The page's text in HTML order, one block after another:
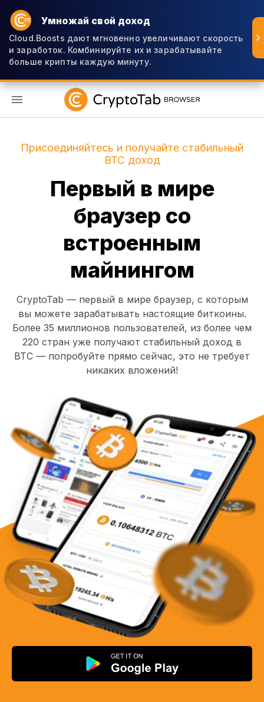
Умножай свой доход
Cloud.Boosts дают мгновенно увеличивают скорость
и заработок. Комбинируйте их и зарабатывайте
больше крипты каждую минуту.
Присоединяйтесь и получайте стабильный
BTC доход
Первый в мире
браузер со
встроенным
майнингом
CryptoTab — первый в мире браузер, с которым
вы можете зарабатывать настоящие биткоины.
Более 35 миллионов пользователей, из более чем
220 стран уже получают стабильный доход в
BTC — попробуйте прямо сейчас, это не требует
никаких вложений!